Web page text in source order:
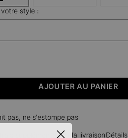
votre style :
AJOUTER AU PANIER
pas, ne s'estompe pas
frais supplémentaire à la livraisonDétails